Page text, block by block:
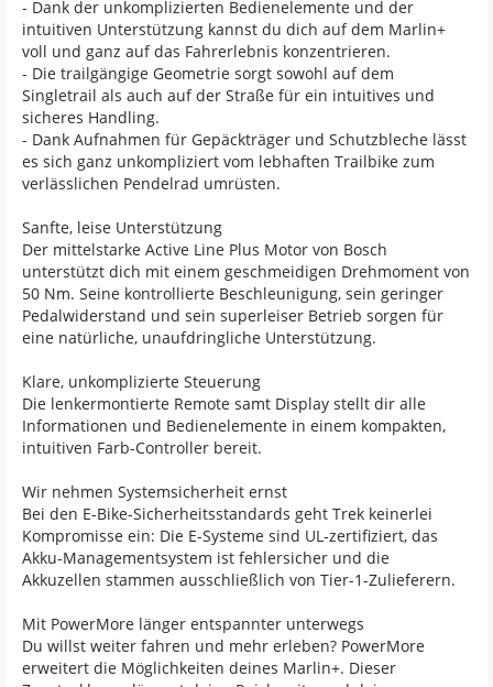
- Dank der unkomplizierten Bedienelemente und der
intuitiven Unterstützung kannst du dich auf dem Marlin+
voll und ganz auf das Fahrerlebnis konzentrieren.
- Die trailgängige Geometrie sorgt sowohl auf dem
Singletrail als auch auf der Straße für ein intuitives und
sicheres Handling.
- Dank Aufnahmen für Gepäckträger und Schutzbleche lässt
es sich ganz unkompliziert vom lebhaften Trailbike zum
verlässlichen Pendelrad umrüsten.
Sanfte, leise Unterstützung
Der mittelstarke Active Line Plus Motor von Bosch
unterstützt dich mit einem geschmeidigen Drehmoment von
50 Nm. Seine kontrollierte Beschleunigung, sein geringer
Pedalwiderstand und sein superleiser Betrieb sorgen für
eine natürliche, unaufdringliche Unterstützung.
Klare, unkomplizierte Steuerung
Die lenkermontierte Remote samt Display stellt dir alle
Informationen und Bedienelemente in einem kompakten,
intuitiven Farb-Controller bereit.
Wir nehmen Systemsicherheit ernst
Bei den E-Bike-Sicherheitsstandards geht Trek keinerlei
Kompromisse ein: Die E-Systeme sind UL-zertifiziert, das
Akku-Managementsystem ist fehlersicher und die
Akkuzellen stammen ausschließlich von Tier-1-Zulieferern.
Mit PowerMore länger entspannter unterwegs
Du willst weiter fahren und mehr erleben? PowerMore
erweitert die Möglichkeiten deines Marlin+. Dieser